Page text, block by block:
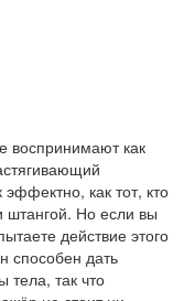
воспринимают как
как тот, кто
штангой. Но если вы
действие этого
способен дать
тела, так что